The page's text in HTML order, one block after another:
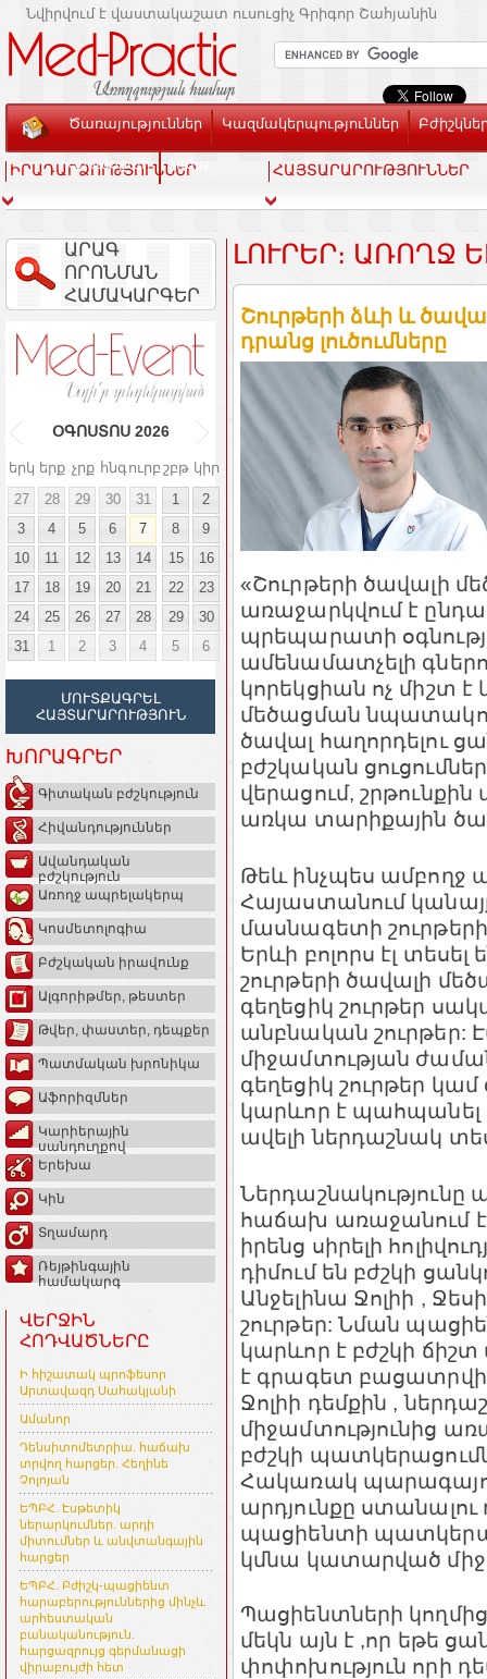
Նվիրվում է վաստակաշատ ուսուցիչ Գրիգոր Շահյանին
Ծառայություններ Կազմակերպություններ
Տեսասրահ Կապ
ԻՐԱԴԱՐՁՈՒԹՅՈՒՆՆԵՐ ՀԱՅՏԱՐԱՐՈՒԹՅՈՒՆՆԵՐ
ԱՐԱԳ
ՈՐՈՆՄԱՆ
ՀԱՄԱԿԱՐԳԵՐ
ՕԳՈՍՏՈՍ 2026
երկ երք չրք հնգուրբ շբթ կիր
27
28 29 30 31 1
2
3
4 5 6 7 8
9
10
11 12 13 14 15
16
17
18 19 20 21 22
23
24
25 26 27 28 29
30
31
1 2 3 4 5 6
ՄՈՒՏՔԱԳՐԵԼ
ՀԱՅՏԱՐԱՐՈՒԹՅՈՒՆ
ԽՈՐԱԳՐԵՐ
Գիտական բժշկություն
Հիվանդություններ
Ավանդական
բժշկություն
Առողջ ապրելակերպ
Կոսմետոլոգիա
Բժշկական իրավունք
Ալգորիթմեր, թեստեր
Թվեր, փաստեր, դեպքեր
Պատմական խրոնիկա
Աֆորիզմներ
Կարիերային
սանդուղքով
Երեխա
Կին
Տղամարդ
Ռեյթինգային
համակարգ
ՎԵՐՋԻՆ
ՀՈԴՎԱԾՆԵՐԸ
Ի հիշատակ պրոֆեսոր
Արտավազդ Սահակյանի
Ամանոր
Դենսիտոմետրիա. հաճախ
տրվող հարցեր. Հեղինե
Չոլոյան
ԵՊԲՀ. Էսթետիկ
ներարկումներ. արդի
միտումներ և անվտանգային
հարցեր
ԵՊԲՀ. Բժիշկ-պացիենտ
հարաբերություններից մինչև
արհեստական
բանականություն.
հարցազրույց գերմանացի
վիրաբույժի հետ
ԼՈՒՐԵՐ։ ԱՌՈՂՋ
Շուրթերի ձևի և
դրանց լուծումները
«Շուրթերի ծավալի
առաջարկվում է
պրեպարատի
ամենամատչելի
կորեկցիան ոչ միշտ
մեծացման
ծավալ հաղորդելու
բժշկական
վերացում,
առկա տարիքային
Թեև ինչպես ամբողջ
Հայաստանում
մասնագետի
Երևի բոլորս էլ
շուրթերի ծավալի
գեղեցիկ շուրթեր
անբնական շուրթեր:
միջամտության
գեղեցիկ շուրթեր
կարևոր է պահպանել
ավելի ներդաշնակ
հաճախ առաջանում է
իրենց սիրելի
դիմում են բժշկի
Անջելինա Ջոլիի ,
շուրթեր: Նման
կարևոր է բժշկի
է գրագետ բացատրվի,
Ջոլիի դեմքին ,
միջամտությունից
բժշկի
Հակառակ
արդյունքը
պացիենտի
կմնա կատարված
Պացիենտների
մեկն այն է ,որ եթե
փոփոխություն որի